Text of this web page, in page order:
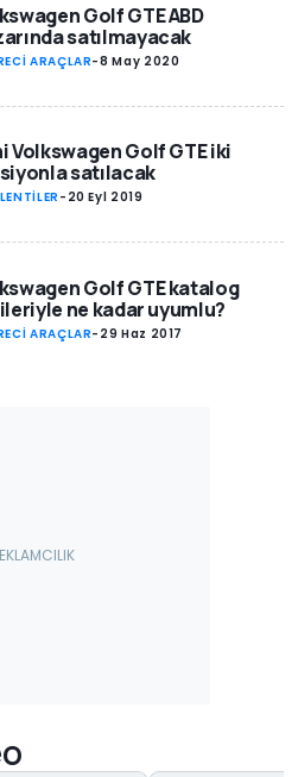
Golf GTE ABD
satılmayacak
ARAÇLAR-8 May 2020
Volkswagen Golf GTE iki
satılacak
- 20 Eyl 2019
Golf GTE katalog
ne kadar uyumlu?
ARAÇLAR- 29 Haz 2017